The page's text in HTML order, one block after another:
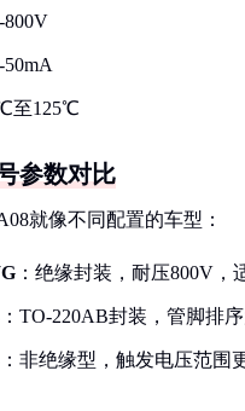
800V
至125℃
参数对比
就像不同配置的车型：
：绝缘封装，耐压800V，
：TO-220AB封装，管脚排
：非绝缘型，触发电压范围